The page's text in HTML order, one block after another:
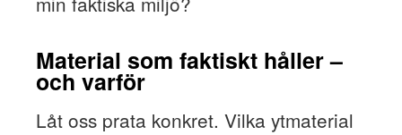
Material som faktiskt håller –
och varför
Låt oss prata konkret. Vilka ytmaterial